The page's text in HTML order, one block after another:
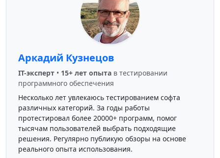
Аркадий Кузнецов
IT-эксперт • 15+ лет опыта в тестировании
программного обеспечения
Несколько лет увлекаюсь тестированием софта
различных категорий. За годы работы
протестировал более 20000+ программ, помог
тысячам пользователей выбрать подходящие
решения. Регулярно публикую обзоры на основе
реального опыта использования.